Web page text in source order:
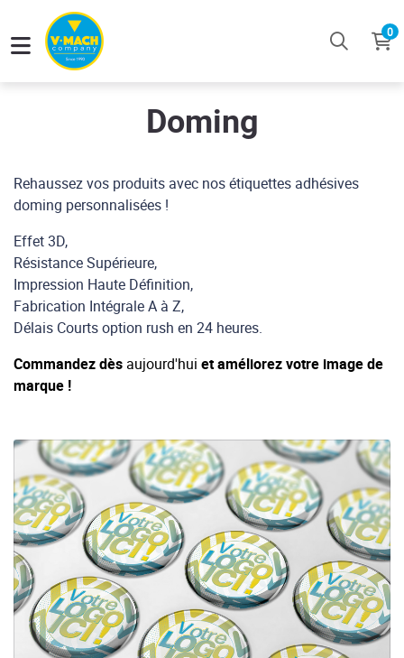
0
Doming
Rehaussez vos produits avec nos étiquettes adhésives
doming personnalisées !
Effet 3D,
Résistance Supérieure,
Impression Haute Définition,
Fabrication Intégrale A à Z,
Délais Courts option rush en 24 heures.
Commandez dès aujourd'hui et améliorez votre image de
marque !
Voir les détails Doming Forme Simple